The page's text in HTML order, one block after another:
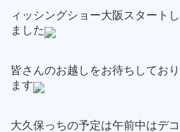
ィッシングショー大阪スタートし
ました
皆さんのお越しをお待ちしており
ます
大久保っちの予定は午前中はデコ